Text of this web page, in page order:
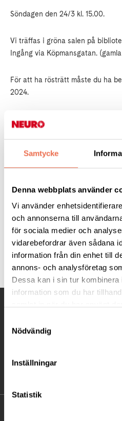
Samtycke
Denna webbplats använder
Vi använder
och annonserna till
för sociala medier och
vidarebefordrar även sådana
information från din enhet till
annons- och analysföretag
Dessa kan i sin tur kombinera
information som du har
Nödvändig
Inställningar
Statistik
Söndagen den 24/3 kl. 15.00.
Vi träffas i gröna salen på
Ingång via Köpmansgatan.
För att ha rösträtt måste du ha
2024.
Vi bjuder på smörgåstårta och
Telefon/sms/telefonsvarare:
eller
Hjärtligt välkomna!